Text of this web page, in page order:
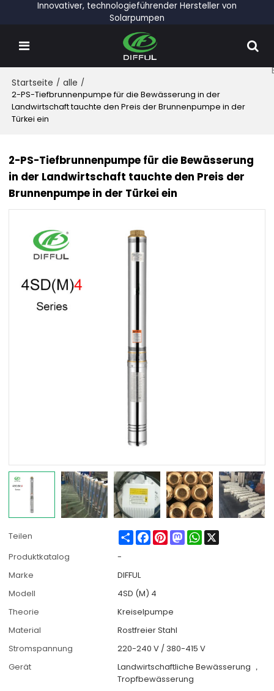
Innovativer, technologieführender Hersteller von
Solarpumpen
Startseite / alle /
2-PS-Tiefbrunnenpumpe für die Bewässerung in der
Landwirtschaft tauchte den Preis der Brunnenpumpe in der
Türkei ein
2-PS-Tiefbrunnenpumpe für die Bewässerung
in der Landwirtschaft tauchte den Preis der
Brunnenpumpe in der Türkei ein
Teilen ShareFacebook
PinterestMastodonWhatsApp
Produktkatalog
-
Marke
DIFFUL
Modell
4SD (M) 4
Theorie
Kreiselpumpe
Material
Rostfreier Stahl
Stromspannung
220-240 V / 380-415 V
Gerät
Landwirtschaftliche Bewässerung ，
Tropfbewässerung